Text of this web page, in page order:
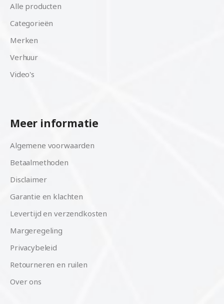
Alle producten
Categorieën
Merken
Verhuur
Video's
Meer informatie
Algemene voorwaarden
Betaalmethoden
Disclaimer
Garantie en klachten
Levertijd en verzendkosten
Margeregeling
Privacybeleid
Retourneren en ruilen
Over ons